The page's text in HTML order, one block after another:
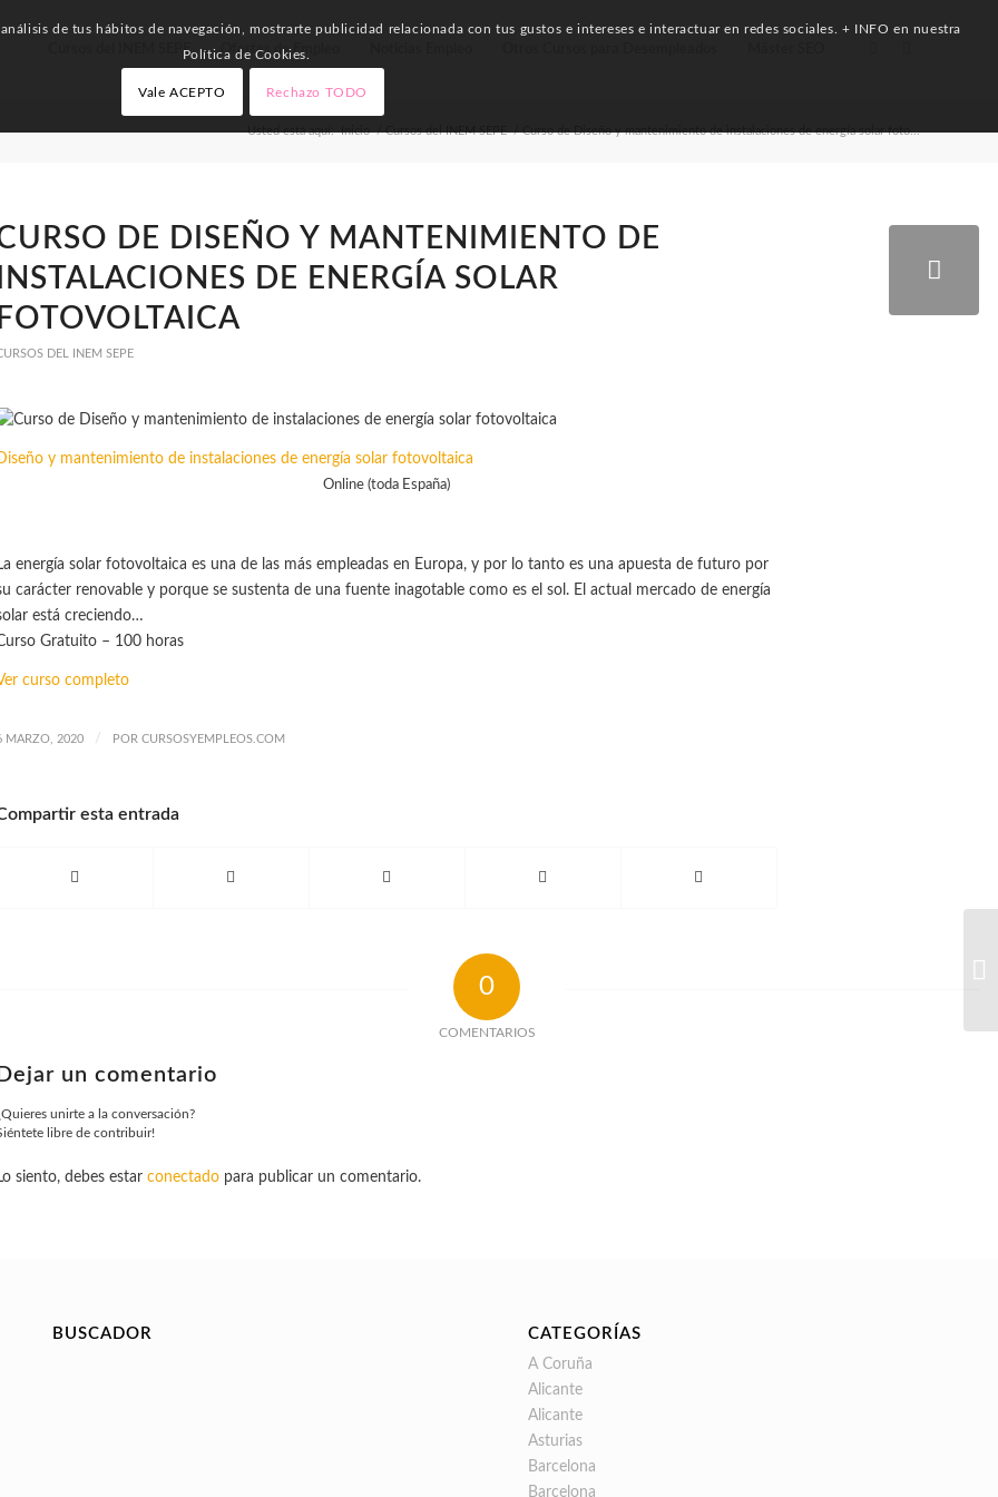
Cursos del INEM SEPE Ofertas de Empleo
Usted está aquí: Inicio / Cursos del INEM SEPE / Curso de Diseño y mantenimiento de instalaciones de energía solar foto...
DE DISEÑO Y MANTENIMIENTO DE
INSTALACIONES DE ENERGÍA SOLAR
FOTOVOLTAICA
DEL INEM SEPE
Diseño y mantenimiento de instalaciones de energía solar fotovoltaica
Online (toda España)
La energía solar fotovoltaica es una de las más empleadas en Europa, y por lo tanto es una apuesta de futuro por
carácter renovable y porque se sustenta de una fuente inagotable como es el sol. El actual mercado de energía
está creciendo…
Gratuito – 100 horas
curso completo
MARZO, 2020 / POR CURSOSYEMPLEOS.COM
esta entrada
0
COMENTARIOS
Dejar un comentario
unirte a la conversación?
libre de contribuir!
Lo siento, debes estar conectadopara publicar un comentario.
BUSCADOR CATEGORÍAS
A Coruña
Alicante
Alicante
Asturias
Barcelona
Barcelona
de tus hábitos de navegación, mostrarte publicidad relacionada con tus gustos e intereses e interactuar en redes sociales. + INFO en nuestra
Política de Cookies.
Vale ACEPTO Rechazo TODO